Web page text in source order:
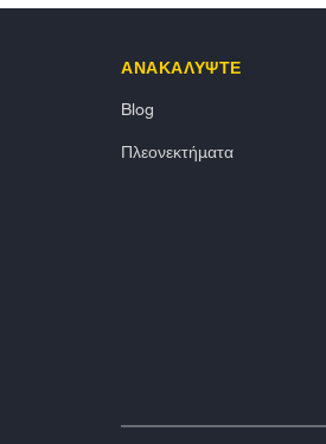
ΑΝΑΚΑΛΥΨΤΕ
Blog
Πλεονεκτήματα